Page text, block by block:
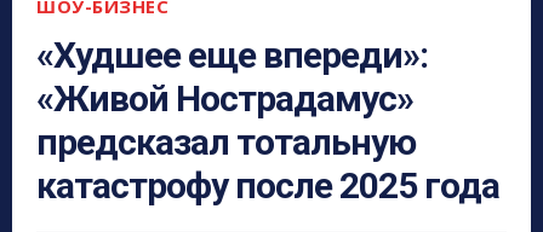
ШОУ-БИЗНЕС
«Худшее еще впереди»:
«Живой Нострадамус»
предсказал тотальную
катастрофу после 2025 года